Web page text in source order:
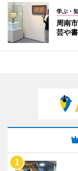
学ぶ・
周南
芸や